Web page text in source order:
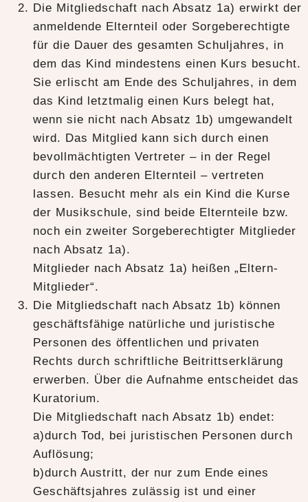
Die Mitgliedschaft nach Absatz 1a) erwirkt der
anmeldende Elternteil oder Sorgeberechtigte
für die Dauer des gesamten Schuljahres, in
dem das Kind mindestens einen Kurs besucht.
Sie erlischt am Ende des Schuljahres, in dem
das Kind letztmalig einen Kurs belegt hat,
wenn sie nicht nach Absatz 1b) umgewandelt
wird. Das Mitglied kann sich durch einen
bevollmächtigten Vertreter – in der Regel
durch den anderen Elternteil – vertreten
lassen. Besucht mehr als ein Kind die Kurse
der Musikschule, sind beide Elternteile bzw.
noch ein zweiter Sorgeberechtigter Mitglieder
nach Absatz 1a).
Mitglieder nach Absatz 1a) heißen „Eltern-
Mitglieder“.
Die Mitgliedschaft nach Absatz 1b) können
geschäftsfähige natürliche und juristische
Personen des öffentlichen und privaten
Rechts durch schriftliche Beitrittserklärung
erwerben. Über die Aufnahme entscheidet das
Kuratorium.
Die Mitgliedschaft nach Absatz 1b) endet:
a)durch Tod, bei juristischen Personen durch
Auflösung;
b)durch Austritt, der nur zum Ende eines
Geschäftsjahres zulässig ist und einer